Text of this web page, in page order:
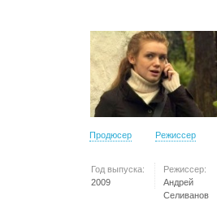
Продюсер Режиссер
Год выпуска:
2009
Режиссер:
Андрей
Селиванов